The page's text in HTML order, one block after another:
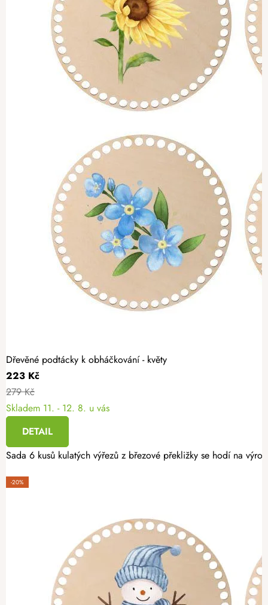
Dřevěné podtácky k obháčkování - květy
223 Kč
279 Kč
Skladem 11. - 12. 8. u vás
DETAIL
Sada 6 kusů kulatých výřezů z březové překližky se hodí na
-20%